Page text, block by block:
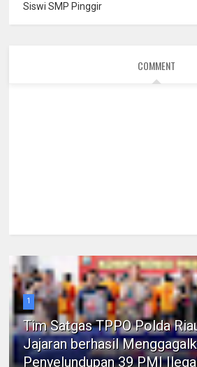
Siswi SMP Pinggir
COMMENT
1
Tim Satgas TPPO Polda
Jajaran berhasil
Penyelundupan 39 PMI